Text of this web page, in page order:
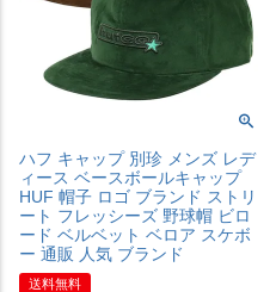
ハフ キャップ 別珍 メンズ レデ
ィース ベースボールキャップ
HUF 帽子 ロゴ ブランド ストリ
ート フレッシーズ 野球帽 ビロ
ード ベルベット ベロア スケボ
ー 通販 人気 ブランド
送料無料